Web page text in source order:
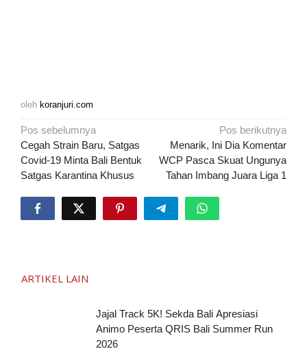
oleh koranjuri.com
Navigasi
pos
Pos sebelumnya
Cegah Strain Baru, Satgas
Covid-19 Minta Bali Bentuk
Satgas Karantina Khusus
Pos berikutnya
Menarik, Ini Dia Komentar
WCP Pasca Skuat Ungunya
Tahan Imbang Juara Liga 1
ARTIKEL LAIN
Jajal Track 5K! Sekda Bali Apresiasi
Animo Peserta QRIS Bali Summer Run
2026